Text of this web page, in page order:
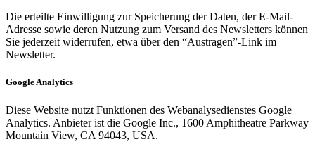
Die erteilte Einwilligung zur Speicherung der Daten, der E-Mail-
Adresse sowie deren Nutzung zum Versand des Newsletters können
Sie jederzeit widerrufen, etwa über den “Austragen”-Link im
Newsletter.
Google Analytics
Diese Website nutzt Funktionen des Webanalysedienstes Google
Analytics. Anbieter ist die Google Inc., 1600 Amphitheatre Parkway
Mountain View, CA 94043, USA.